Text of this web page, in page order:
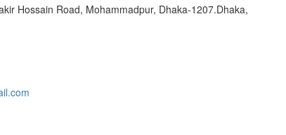
Hossain Road, Mohammadpur, Dhaka-1207.Dhaka,